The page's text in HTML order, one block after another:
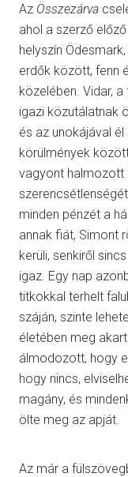
Az Összezárva
ahol a szerző
helyszín
erdők között, fenn
közelében. Vidar,
igazi közutálatnak
és az unokájával
körülmények
vagyont halmozott
minden pénzét a
annak fiát, Simont
kerüli, senkiről
igaz. Egy nap
titkokkal terhelt
száján, szinte
életében meg
álmodozott, hogy
hogy nincs,
magány, és
ölte meg az apját.
Az már a